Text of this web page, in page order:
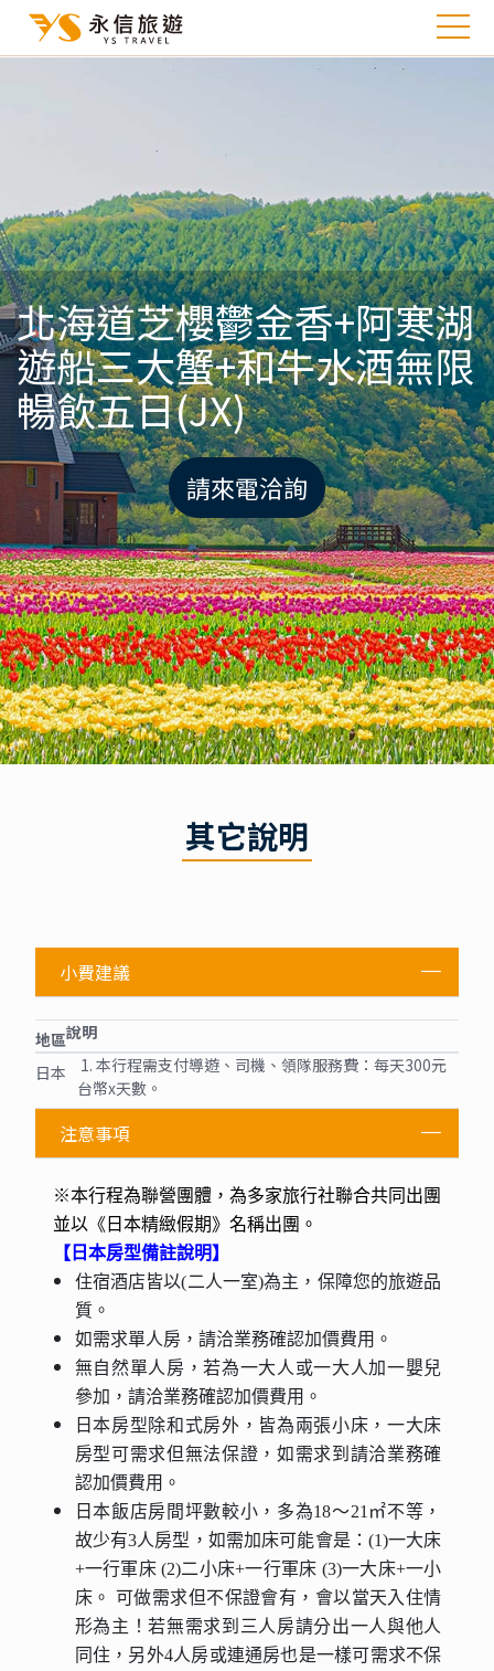
北海道芝櫻鬱金香+阿寒湖
遊船三大蟹+和牛水酒無限
暢飲五日(JX)
請來電洽詢
其它說明
小費建議
地區說明
日本
1. 本行程需支付導遊、司機、領隊服務費：每天300元
台幣x天數。
注意事項
※本行程為聯營團體，為多家旅行社聯合共同出團
並以《日本精緻假期》名稱出團。
【日本房型備註說明】
住宿酒店皆以(二人一室)為主，保障您的旅遊品
質。
如需求單人房，請洽業務確認加價費用。
無自然單人房，若為一大人或一大人加一嬰兒
參加，請洽業務確認加價費用。
日本房型除和式房外，皆為兩張小床，一大床
房型可需求但無法保證，如需求到請洽業務確
認加價費用。
日本飯店房間坪數較小，多為18～21㎡不等，
故少有3人房型，如需加床可能會是：(1)一大床
+一行軍床 (2)二小床+一行軍床 (3)一大床+一小
床。 可做需求但不保證會有，會以當天入住情
形為主！若無需求到三人房請分出一人與他人
同住，另外4人房或連通房也是一樣可需求不保